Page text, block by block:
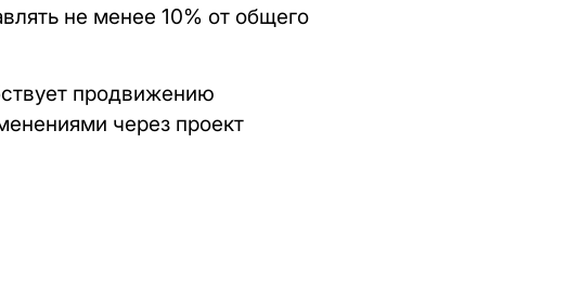
не менее 10% от общего
продвижению
через проект